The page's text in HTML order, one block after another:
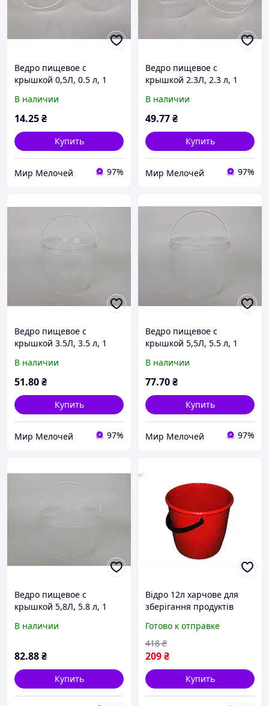
Ведро пищевое с
крышкой 0,5Л, 0.5 л, 1
цвет прозрачный,
пищевой полипропилен
В наличии
14.25₴
Купить
Мир Мелочей 97%
Ведро пищевое с
крышкой 2.3Л, 2.3 л, 1
пищевой полипропилен
для фасовки, хранения и
В наличии
49.77₴
Купить
Мир Мелочей 97%
Ведро пищевое с
крышкой 3.5Л, 3.5 л, 1
цвет прозрачный,
пищевой полипропилен
В наличии
51.80₴
Купить
Мир Мелочей 97%
Ведро пищевое с
крышкой 5,5Л, 5.5 л, 1
цвет прозрачный,
пищевой полипропилен
В наличии
77.70₴
Купить
Мир Мелочей 97%
Ведро пищевое с
крышкой 5,8Л, 5.8 л, 1
цвет прозрачный,
для фасовки, хранения и
В наличии
82.88₴
Купить
Відро 12л харчове для
зберігання продуктів
ручкою
Готово к отправке
209₴
418 ₴
Купить